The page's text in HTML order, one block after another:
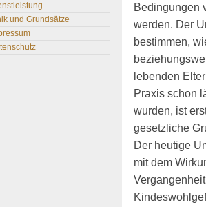
und Grundsätze
Bedingungen
werden. Der
bestimmen,
lebenden
Praxis schon
wurden, ist
gesetzliche
Der heutige
mit dem